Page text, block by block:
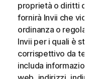
proprietà o diritti di
fornirà Invii che violano
ordinanza o
Invii per i quali è stato
corrispettivo da terzi;
includa informazioni